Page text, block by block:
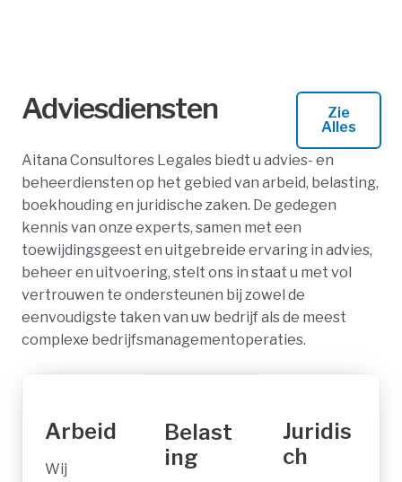
i
e
Adviesdiensten
Zie
Alles
Aitana Consultores Legales biedt u advies- en
beheerdiensten op het gebied van arbeid, belasting,
boekhouding en juridische zaken. De gedegen
kennis van onze experts, samen met een
toewijdingsgeest en uitgebreide ervaring in advies,
beheer en uitvoering, stelt ons in staat u met vol
vertrouwen te ondersteunen bij zowel de
eenvoudigste taken van uw bedrijf als de meest
complexe bedrijfsmanagementoperaties.
Arbeid
Wij
Belast
ing
Juridis
ch